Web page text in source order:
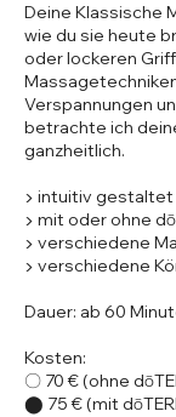
Deine Klassische
wie du sie heute
oder lockeren
Verspannungen
betrachte ich
ganzheitlich.
▶ intuitiv gestaltet
▶ mit oder ohne
▶ verschiedene
▶ verschiedene
Dauer: ab 60
Kosten:
〇 70 € (ohne
⬤ 75 € (mit